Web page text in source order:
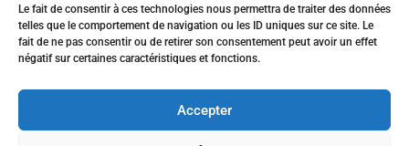
Le fait de consentir à ces technologies nous permettra de traiter des données
telles que le comportement de navigation ou les ID uniques sur ce site. Le
fait de ne pas consentir ou de retirer son consentement peut avoir un effet
négatif sur certaines caractéristiques et fonctions.
Accepter
Accueil Honoraires Partenaires immobiliers